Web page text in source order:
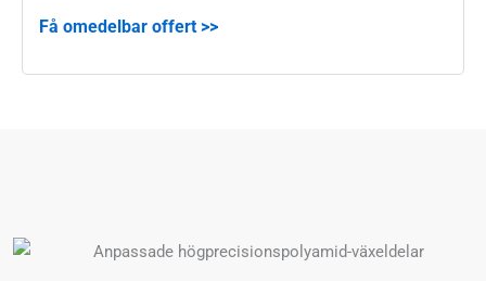
Få omedelbar offert >>